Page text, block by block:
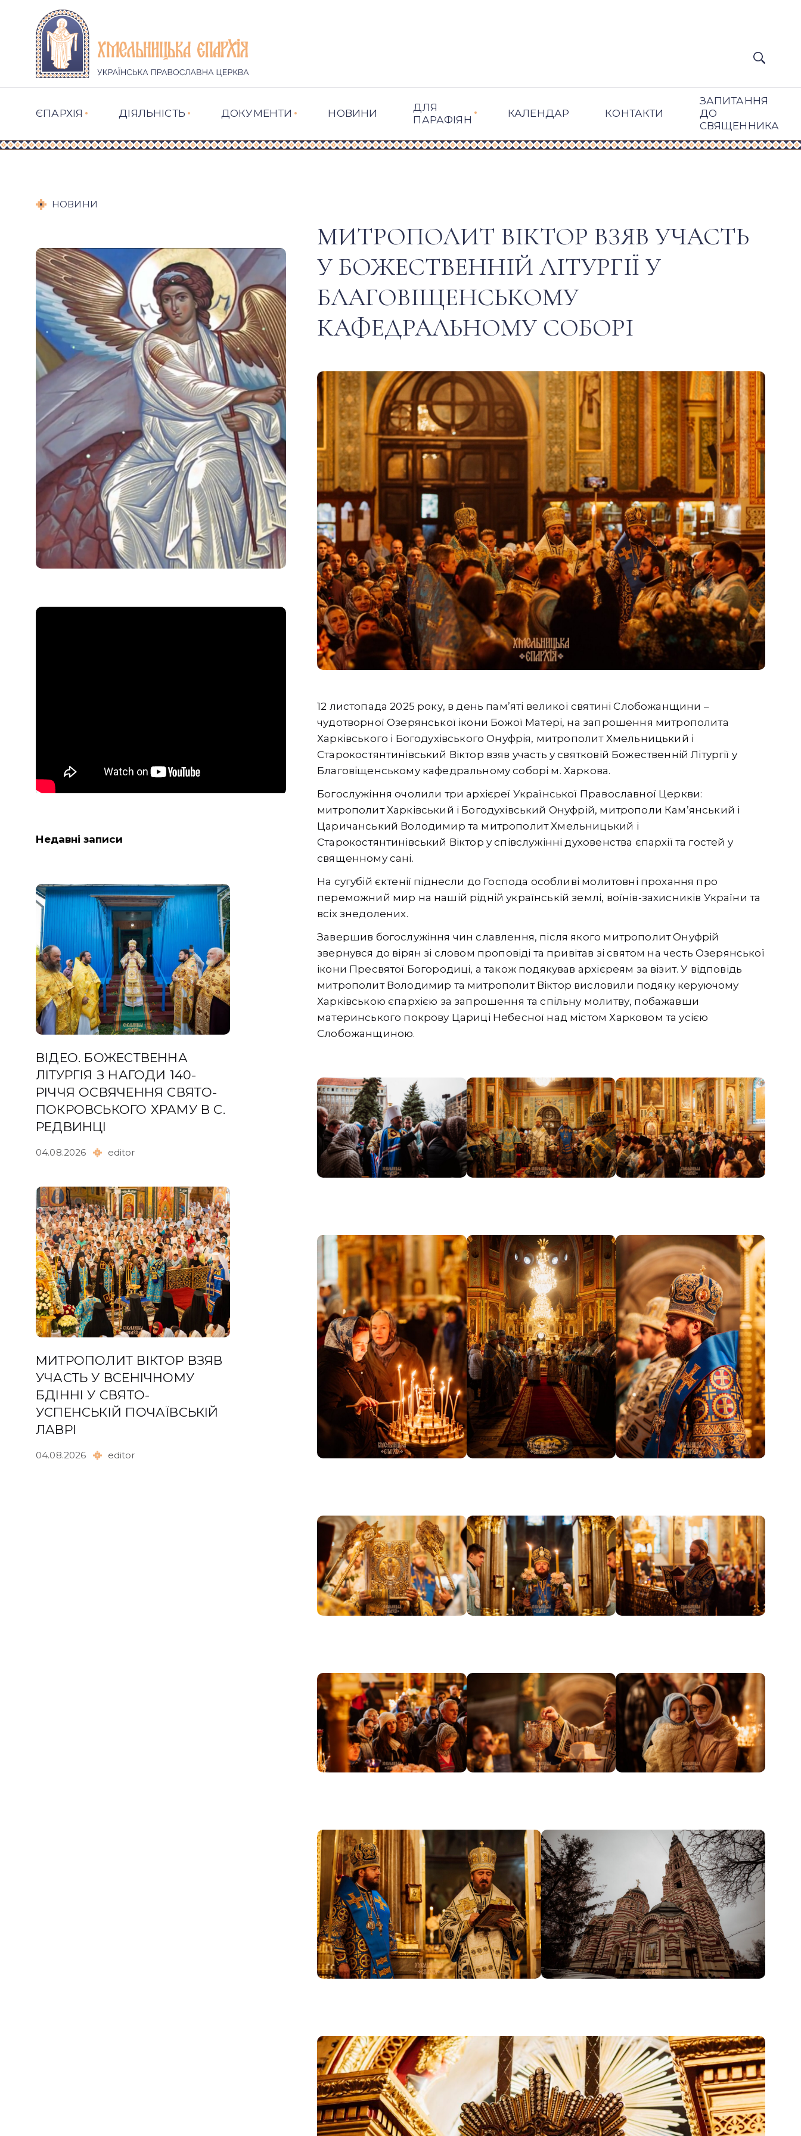
ЄПАРХІЯ ДІЯЛЬНІСТЬ ДОКУМЕНТИ НОВИНИ
ДЛЯ
ПАРАФІЯН
КАЛЕНДАР КОНТАКТИ
ЗАПИТАННЯ
ДО
СВЯЩЕННИКА
НОВИНИ
Недавні записи
ВІДЕО. БОЖЕСТВЕННА
ЛІТУРГІЯ З НАГОДИ 140-
РІЧЧЯ ОСВЯЧЕННЯ СВЯТО-
ПОКРОВСЬКОГО ХРАМУ В С.
РЕДВИНЦІ
04.08.2026 editor
МИТРОПОЛИТ ВІКТОР ВЗЯВ
УЧАСТЬ У ВСЕНІЧНОМУ
БДІННІ У СВЯТО-
УСПЕНСЬКІЙ ПОЧАЇВСЬКІЙ
ЛАВРІ
04.08.2026 editor
МИТРОПОЛИТ ВІКТОР ВЗЯВ УЧАСТЬ
У БОЖЕСТВЕННІЙ ЛІТУРГІЇ У
БЛАГОВІЩЕНСЬКОМУ
КАФЕДРАЛЬНОМУ СОБОРІ
12 листопада 2025 року, в день памʼяті великої святині Слобожанщини –
чудотворної Озерянської ікони Божої Матері, на запрошення митрополита
Харківського і Богодухівського Онуфрія, митрополит Хмельницький і
Старокостянтинівський Віктор взяв участь у святковій Божественній Літургії у
Благовіщенському кафедральному соборі м. Харкова.
Богослужіння очолили три архієреї Української Православної Церкви:
митрополит Харківський і Богодухівський Онуфрій, митрополи Камʼянський і
Царичанський Володимир та митрополит Хмельницький і
Старокостянтинівський Віктор у співслужінні духовенства єпархії та гостей у
священному сані.
На сугубій єктенії піднесли до Господа особливі молитовні прохання про
переможний мир на нашій рідній українській землі, воїнів-захисників України та
всіх знедолених.
Завершив богослужіння чин славлення, після якого митрополит Онуфрій
звернувся до вірян зі словом проповіді та привітав зі святом на честь Озерянської
ікони Пресвятої Богородиці, а також подякував архієреям за візит. У відповідь
митрополит Володимир та митрополит Віктор висловили подяку керуючому
Харківською єпархією за запрошення та спільну молитву, побажавши
материнського покрову Цариці Небесної над містом Харковом та усією
Слобожанщиною.